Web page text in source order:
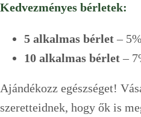
Kedvezményes bérletek:
5 alkalmas bérlet–
10 alkalmas bérlet–
Ajándékozz egészséget!
szeretteidnek, hogy ők is